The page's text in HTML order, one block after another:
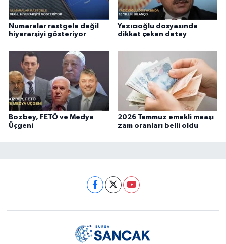
Numaralar rastgele değil
hiyerarşiyi gösteriyor
Yazıcıoğlu dosyasında
dikkat çeken detay
Bozbey, FETÖ ve Medya
Üçgeni
2026 Temmuz emekli maaşı
zam oranları belli oldu